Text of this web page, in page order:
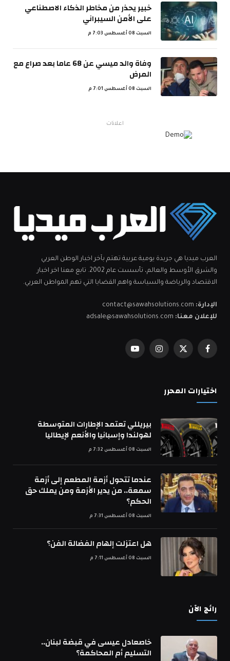
خبير يحذر من مخاطر الذكاء الاصطناعي
على الأمن السيبراني
السبت 08 أغسطس 7:03 م
وفاة والد ميسي عن 68 عاما بعد صراع مع
المرض
السبت 08 أغسطس 7:01 م
اعلانات
العرب ميديا هي جريدة يومية عربية تهتم بآخر اخبار الوطن العربي
والشرق الأوسط والعالم، تأسست عام 2002. تابع معنا اخر اخبار
الاقتصاد والرياضة والسياسة واهم القضايا التي تهم المواطن العربي.
الإدارة: contact@sawahsolutions.com
للإعلان معنا: adsale@sawahsolutions.com
فيسبوكX
الانستغراميوتيوب
اختيارات المحرر
بيريللي تعتمد الإطارات المتوسطة
لهولندا وإسبانيا والأنعم لإيطاليا
السبت 08 أغسطس 7:32 م
عندما تتحول أزمة المطعم إلى أزمة
سمعة.. من يدير الأزمة ومن يملك حق
الحكم؟
السبت 08 أغسطس 7:31 م
هل اعتزلت إلهام الفضالة الفن؟
السبت 08 أغسطس 7:11 م
رائج الآن
خاصعادل عيسى في قبضة لبنان..
التسليم أم المحاكمة؟